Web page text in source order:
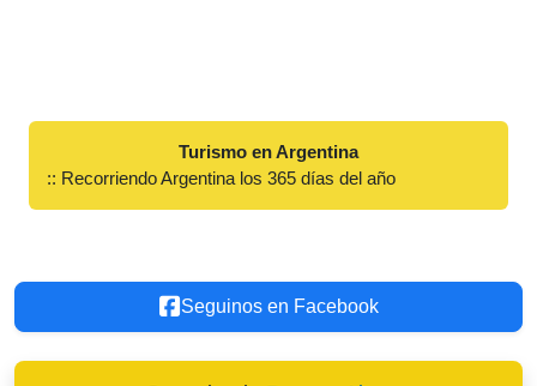
Turismo en Argentina
:: Recorriendo Argentina los 365 días del año
Seguinos en Facebook